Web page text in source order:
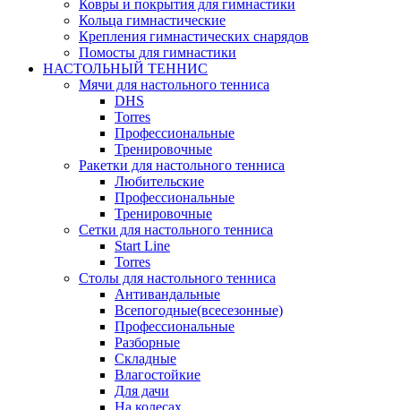
Ковры и покрытия для гимнастики
Кольца гимнастические
Крепления гимнастических снарядов
Помосты для гимнастики
НАСТОЛЬНЫЙ ТЕННИС
Мячи для настольного тенниса
DHS
Torres
Профессиональные
Тренировочные
Ракетки для настольного тенниса
Любительские
Профессиональные
Тренировочные
Сетки для настольного тенниса
Start Line
Torres
Столы для настольного тенниса
Антивандальные
Всепогодные(всесезонные)
Профессиональные
Разборные
Складные
Влагостойкие
Для дачи
На колесах